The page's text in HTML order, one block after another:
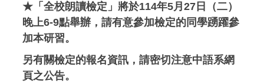
★「全校朗讀檢定」將於114年5月27日（二）
晚上6-9點舉辦，請有意參加檢定的同學踴躍參
加本研習。
另有關檢定的報名資訊，請密切注意中語系網
頁之公告。